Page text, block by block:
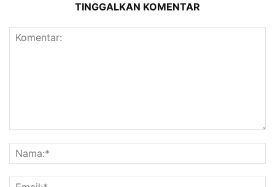
TINGGALKAN KOMENTAR